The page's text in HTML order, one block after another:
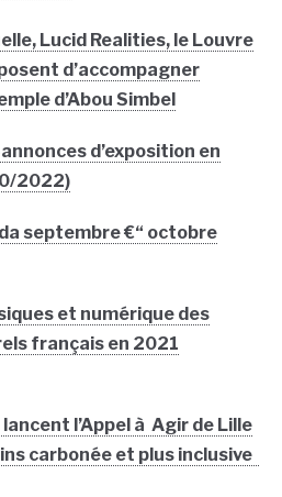
Lucid Realities, le Louvre
d’accompagner
d’Abou Simbel
d’exposition en
2022)
septembre €“ octobre
et numérique des
français en 2021
l’Appel à Agir de Lille
carbonée et plus inclusive